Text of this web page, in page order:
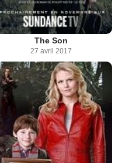
The Son
27 avril 2017